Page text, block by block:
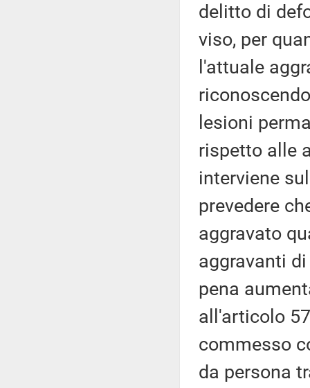
delitto di
viso, per
l'attuale
lesioni
rispetto alle
interviene
prevedere
aggravato
aggravanti
pena
all'articolo
commesso
da persona